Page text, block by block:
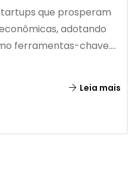
que prosperam
adotando
ferramentas-chave....
Leia mais